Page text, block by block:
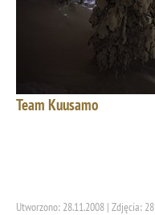
Team Kuusamo
Utworzono: 28.11.2008 | Zdjęcia: 28